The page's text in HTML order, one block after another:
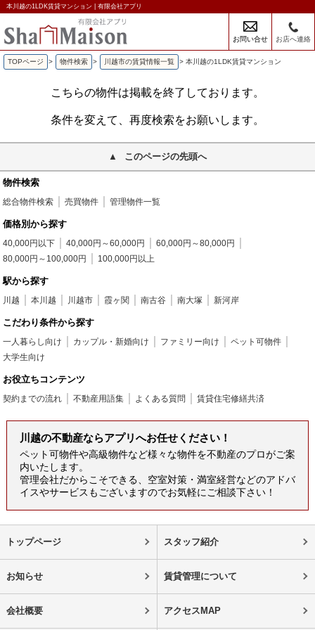
本川越の1LDK賃貸マンション | 有限会社アプリ
お問い合せ お店へ連絡
TOPページ > 物件検索 > 川越市の賃貸情報一覧 > 本川越の1LDK賃貸マンション
こちらの物件は掲載を終了しております。
条件を変えて、再度検索をお願いします。
このページの先頭へ
物件検索
総合物件検索 売買物件 管理物件一覧
価格別から探す
40,000円以下 40,000円～60,000円
60,000円～80,000円
80,000円～100,000円
100,000円以上
駅から探す
川越 本川越 川越市 霞ヶ関 南古谷 南大塚 新河岸
こだわり条件から探す
一人暮らし向け カップル・新婚向け ファミリー向け
ペット可物件
大学生向け
お役立ちコンテンツ
契約までの流れ 不動産用語集 よくある質問 賃貸住宅修繕共済
川越の不動産ならアプリへお任せください！
ペット可物件や高級物件など様々な物件を不動産のプロがご案
内いたします。
管理会社だからこそできる、空室対策・満室経営などのアドバ
イスやサービスもございますのでお気軽にご相談下さい！
トップページ スタッフ紹介
お知らせ 賃貸管理について
会社概要 アクセスMAP